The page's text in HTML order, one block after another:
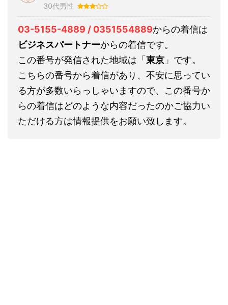
30代男性
03-5155-4889 / 0351554889からの着信は
ビジネスパートナーからの着信です。
この番号が発信された地域は「 東京 」です。
こちらの番号から着信があり、不安に思ってい
る方が多数いらっしゃいますので、この番号か
らの着信はどのような内容だったのかご協力い
ただける方は情報提供をお願い致します。